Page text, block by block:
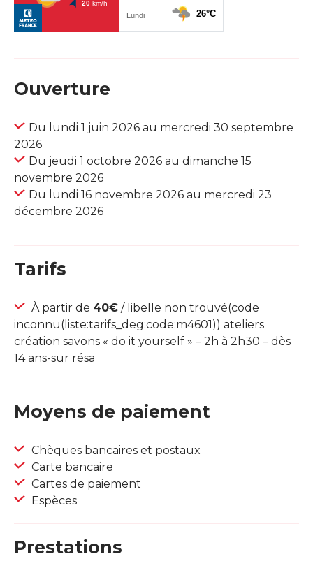
Ouverture
Du lundi 1 juin 2026 au mercredi 30 septembre
2026
Du jeudi 1 octobre 2026 au dimanche 15
novembre 2026
Du lundi 16 novembre 2026 au mercredi 23
décembre 2026
Tarifs
À partir de 40€ / libelle non trouvé(code
inconnu(liste:tarifs_deg;code:m4601)) ateliers
création savons « do it yourself » – 2h à 2h30 – dès
14 ans-sur résa
Moyens de paiement
Chèques bancaires et postaux
Carte bancaire
Cartes de paiement
Espèces
Prestations